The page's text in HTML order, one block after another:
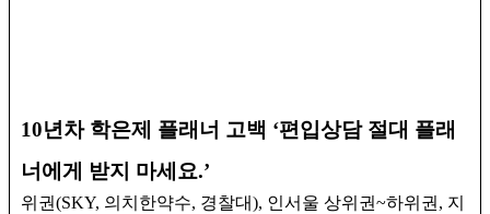
10년차 학은제 플래너 고백 ‘편입상담 절대 플래
너에게 받지 마세요.’
위권(SKY, 의치한약수, 경찰대), 인서울 상위권~하위권, 지